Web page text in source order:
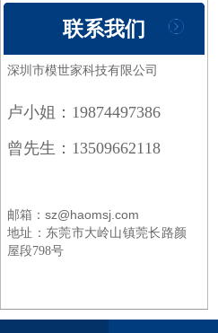
联系我们
深圳市模世家科技有限公司
卢小姐：19874497386
曾先生：13509662118
邮箱：sz@haomsj.com
地址： 东莞市大岭山镇莞长路颜
屋段798号